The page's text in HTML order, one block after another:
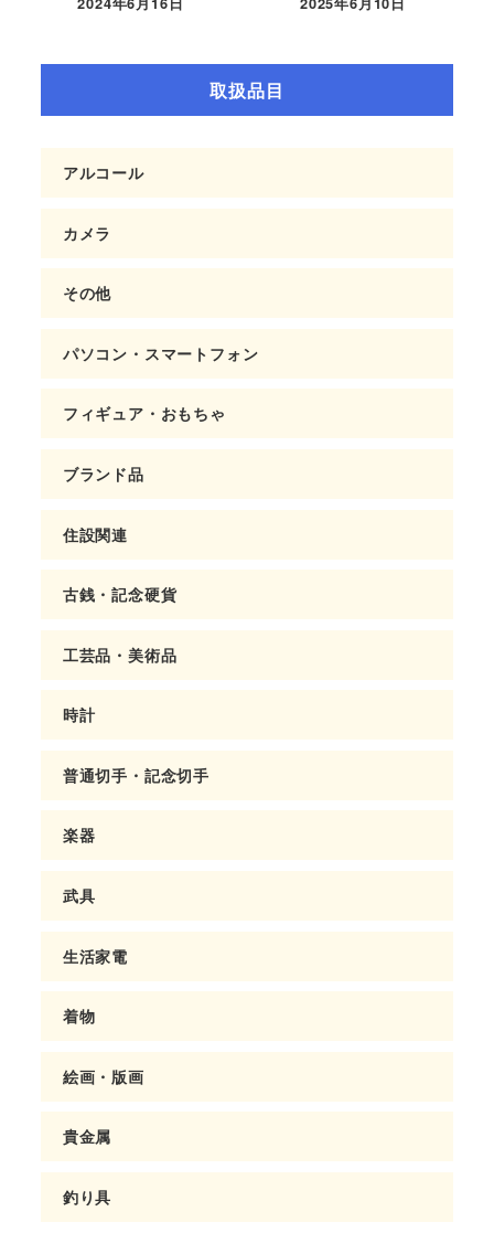
取扱品目
アルコール
カメラ
その他
パソコン・スマートフォン
フィギュア・おもちゃ
ブランド品
住設関連
古銭・記念硬貨
工芸品・美術品
時計
普通切手・記念切手
楽器
武具
生活家電
着物
絵画・版画
貴金属
釣り具